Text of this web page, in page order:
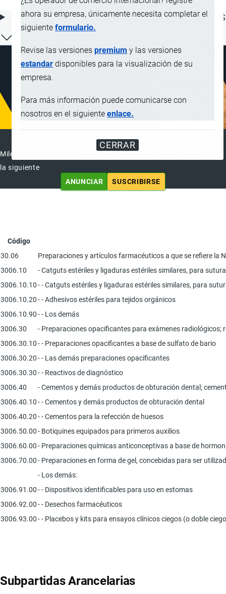
ahora su empresa, únicamente necesita completar el
siguienteformulario.
Revise las versionespremium y las versiones
estandar disponibles para la visualización de su
empresa.
Para más información puede comunicarse con
nosotros en el siguienteenlace.
CERRAR
ÍNDICE DE CONTENIDOS
ANUNCIAR EMPRESA
Miles de visitantes ya vieron este anuncio, tu empresa puede ser
la siguiente
ANUNCIAR
SUSCRIBIRSE
Código
30.06
Preparaciones y artículos farmacéuticos a que se refiere la
3006.10
- Catguts estériles y ligaduras estériles similares, para
3006.10.10- - Catguts estériles y ligaduras estériles similares, para
3006.10.20- - Adhesivos estériles para tejidos orgánicos
3006.10.90- - Los demás
3006.30
- Preparaciones opacificantes para exámenes
3006.30.10- - Preparaciones opacificantes a base de sulfato de bario
3006.30.20- - Las demás preparaciones opacificantes
3006.30.30- - Reactivos de diagnóstico
3006.40
- Cementos y demás productos de obturación dental;
3006.40.10- - Cementos y demás productos de obturación dental
3006.40.20- - Cementos para la refección de huesos
3006.50.00- Botiquines equipados para primeros auxilios
3006.60.00- Preparaciones químicas anticonceptivas a base de
3006.70.00- Preparaciones en forma de gel, concebidas para ser
- Los demás:
3006.91.00- - Dispositivos identificables para uso en estomas
3006.92.00- - Desechos farmacéuticos
3006.93.00- - Placebos y kits para ensayos clínicos ciegos (o doble
Subpartidas Arancelarias